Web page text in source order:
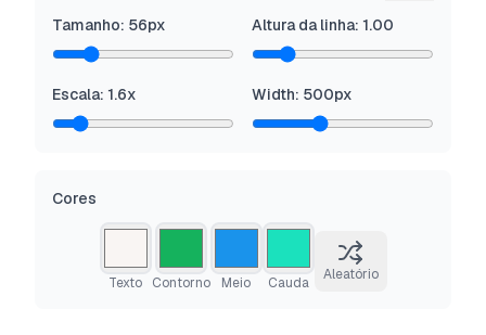
Tamanho: 56px Altura da linha: 1.00
Escala: 1.6x Width: 500px
Cores
Texto Contorno Meio Cauda Aleatório